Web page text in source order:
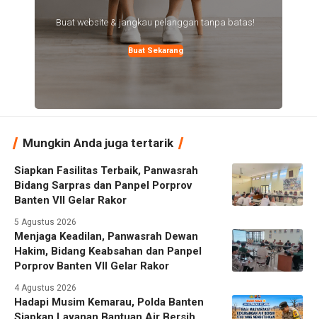
Buat website & jangkau pelanggan tanpa batas!
Buat Sekarang
Mungkin Anda juga tertarik
Siapkan Fasilitas Terbaik, Panwasrah
Bidang Sarpras dan Panpel Porprov
Banten VII Gelar Rakor
5 Agustus 2026
Menjaga Keadilan, Panwasrah Dewan
Hakim, Bidang Keabsahan dan Panpel
Porprov Banten VII Gelar Rakor
4 Agustus 2026
Hadapi Musim Kemarau, Polda Banten